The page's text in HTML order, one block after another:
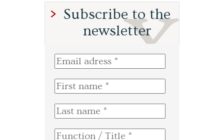
Subscribe to the
newsletter